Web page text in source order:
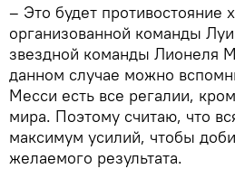
– Это будет противостояние
организованной команды
звездной команды Лионеля
данном случае можно
Месси есть все регалии,
мира. Поэтому считаю, что
максимум усилий, чтобы
желаемого результата.